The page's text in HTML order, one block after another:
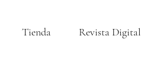
Tienda Revista Digital